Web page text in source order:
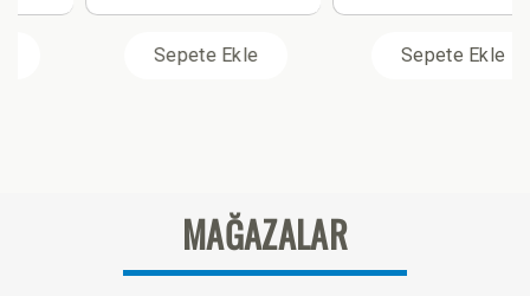
Sepete Ekle Sepete Ekle
MAĞAZALAR